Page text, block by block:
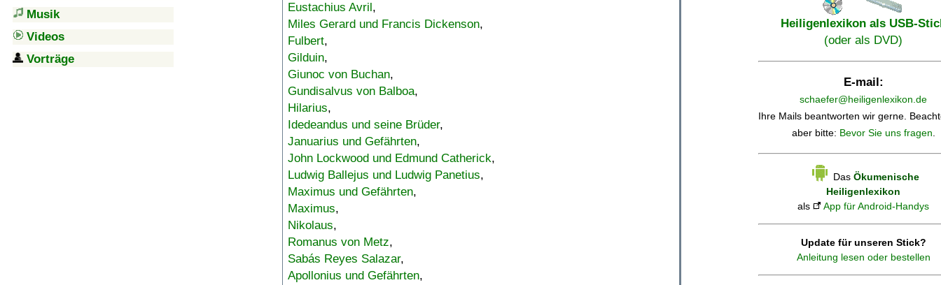
Musik
Videos
Vorträge
Eustachius Avril,
Miles Gerard und Francis Dickenson,
Fulbert,
Gilduin,
Giunoc von Buchan,
Gundisalvus von Balboa,
Hilarius,
Idedeandus und seine Brüder,
Januarius und Gefährten,
John Lockwood und Edmund Catherick,
Ludwig Ballejus und Ludwig Panetius,
Maximus und Gefährten,
Maximus,
Nikolaus,
Romanus von Metz,
Sabás Reyes Salazar,
Apollonius und Gefährten,
Heiligenlexikon als USB-
(oder als DVD)
E-mail:
schaefer@heiligenlexikon.de
Ihre Mails beantworten wir gerne.
aber bitte: Bevor Sie uns fragen.
Das Ökumenische
Heiligenlexikon
als
App für Android-Handys
Update für unseren Stick?
Anleitung lesen oder bestellen